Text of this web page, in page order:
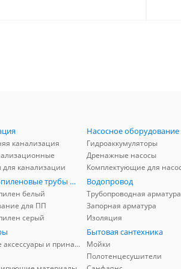
канализация
канализации
Насосное оборудование
Гидроаккумуляторы
Дренажные насосы
Полипропиленовые трубы и фитинги
белый
для ПП
серый
Водопровод
Трубопроводная арматура
Запорная арматура
Изоляция
Кухонные аксессуары и принадлежности
Бытовая сантехника
Мойки
Полотенцесушители